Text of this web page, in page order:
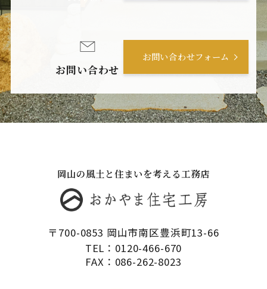
お問い合わせ
お問い合わせフォーム
岡山の風土と住まいを考える工務店
〒700-0853 岡山市南区豊浜町13-66
TEL：0120-466-670
FAX：086-262-8023